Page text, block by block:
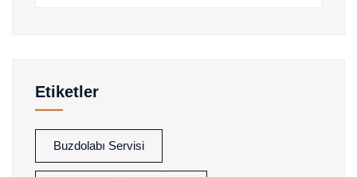
Etiketler
Buzdolabı Servisi